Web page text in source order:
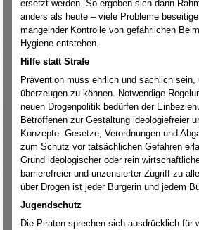
ersetzt werden. So ergeben sich dann
anders als heute – viele Probleme
mangelnder Kontrolle von gefährlichen
Hygiene entstehen.
Hilfe statt Strafe
Prävention muss ehrlich und sachlich sein,
überzeugen zu können. Notwendige
neuen Drogenpolitik bedürfen der
Betroffenen zur Gestaltung ideologiefreier
Konzepte. Gesetze, Verordnungen und
zum Schutz vor tatsächlichen Gefahren
Grund ideologischer oder rein
barrierefreier und unzensierter Zugriff zu
über Drogen ist jeder Bürgerin und jedem
Jugendschutz
Die Piraten sprechen sich ausdrücklich für